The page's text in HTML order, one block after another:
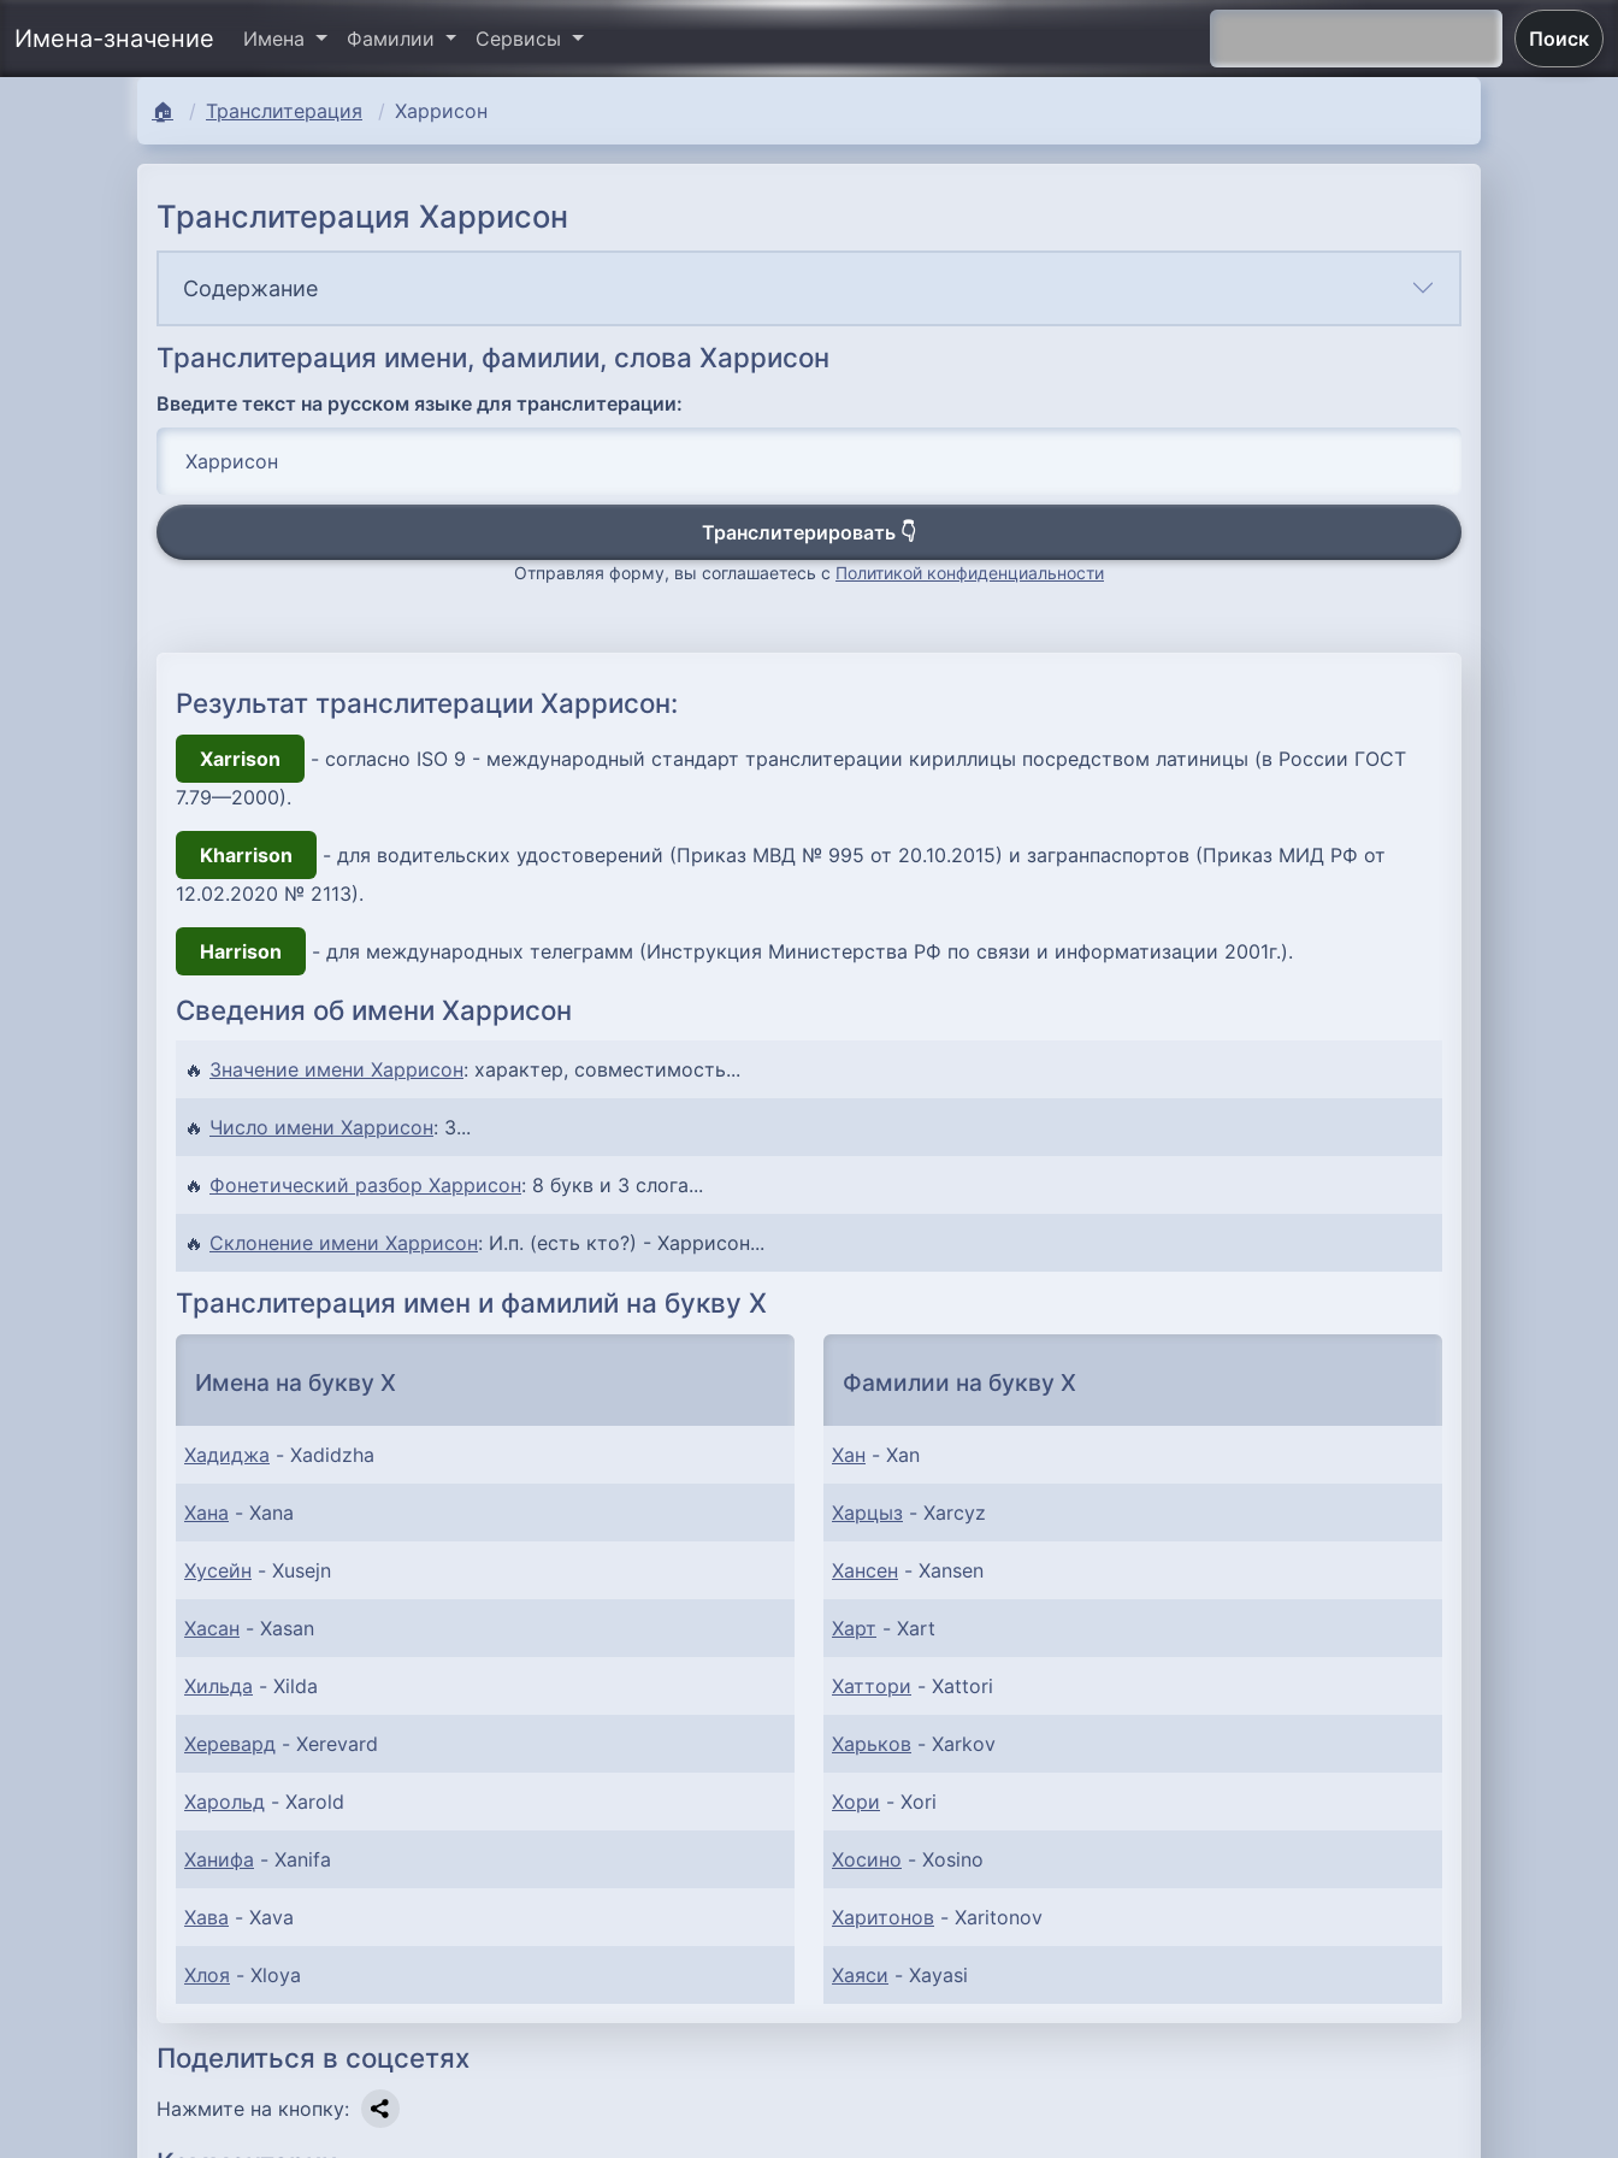
Имена-значение Имена Фамилии Сервисы Поиск
🏠 Транслитерация Харрисон
Транслитерация Харрисон
Содержание
Транслитерация имени, фамилии, слова Харрисон
Введите текст на русском языке для транслитерации:
Транслитерировать 👇
Отправляя форму, вы соглашаетесь с Политикой конфиденциальности
Результат транслитерации Харрисон:
Xarrison
- согласно ISO 9 - международный стандарт транслитерации кириллицы посредством латиницы (в России ГОСТ
7.79—2000).
Kharrison
- для водительских удостоверений (Приказ МВД № 995 от 20.10.2015) и загранпаспортов (Приказ МИД РФ от
12.02.2020 № 2113).
Harrison - для международных телеграмм (Инструкция Министерства РФ по связи и информатизации 2001г.).
Сведения об имени Харрисон
🔥 Значение имени Харрисон: характер, совместимость...
🔥 Число имени Харрисон: 3...
🔥 Фонетический разбор Харрисон: 8 букв и 3 слога...
🔥 Склонение имени Харрисон: И.п. (есть кто?) - Харрисон...
Транслитерация имен и фамилий на букву Х
Имена на букву Х
Хадиджа - Xadidzha
Хана - Xana
Хусейн - Xusejn
Хасан - Xasan
Хильда - Xilda
Херевард - Xerevard
Харольд - Xarold
Ханифа - Xanifa
Хава - Xava
Хлоя - Xloya
Фамилии на букву Х
Хан - Xan
Харцыз - Xarcyz
Хансен - Xansen
Харт - Xart
Хаттори - Xattori
Харьков - Xarkov
Хори - Xori
Хосино - Xosino
Харитонов - Xaritonov
Хаяси - Xayasi
Поделиться в соцсетях
Нажмите на кнопку: